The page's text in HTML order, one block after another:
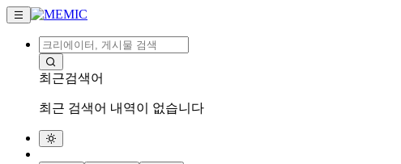
최근검색어
최근 검색어 내역이 없습니다